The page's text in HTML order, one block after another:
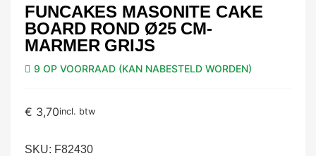
FUNCAKES MASONITE CAKE
BOARD ROND Ø25 CM-
MARMER GRIJS
9 OP VOORRAAD (KAN NABESTELD WORDEN)
€ 3,70incl. btw
SKU: F82430